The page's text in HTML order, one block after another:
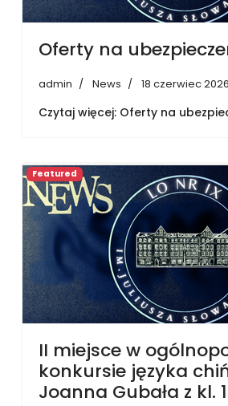
Oferty na
admin News 18 czerwiec 2026
Czytaj więcej: Oferty na
Featured
II miejsce w
konkursie języka
Joanna Gubała z kl.